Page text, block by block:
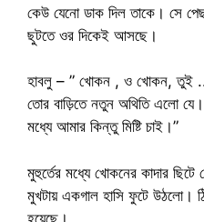
কেউ যেনো ডাক দিল তাকে। সে
ছুটতে ওর দিকেই আসছে।
হাবলু – ” খোকন , ও খোকন, তুই
তোর বাড়িতে নতুন অথিতি এলো যে।
মধ্যে আমার কিন্তু মিষ্টি চাই।”
মুহুর্তের মধ্যে খোকনের কাদার ছিটে
মুখটায় একগাল হাসি ফুটে উঠলো।
হয়েছে।